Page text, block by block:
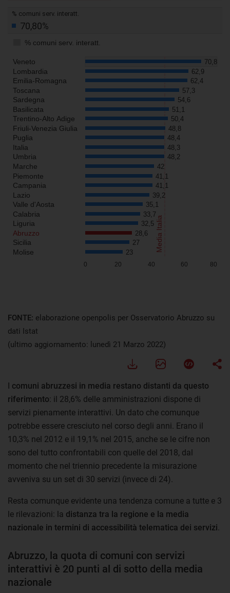
FONTE: elaborazione openpolis per Osservatorio Abruzzo su
dati Istat
(ultimo aggiornamento: lunedì 21 Marzo 2022)
I comuni abruzzesi in media restano distanti da questo
riferimento: il 28,6% delle amministrazioni dispone di
servizi pienamente interattivi. Un dato che comunque
potrebbe essere cresciuto nel corso degli anni. Erano il
10,3% nel 2012 e il 19,1% nel 2015, anche se le cifre non
sono del tutto confrontabili con quelle del 2018, dal
momento che nel triennio precedente la misurazione
avveniva su un set di 30 servizi (invece di 24).
Resta comunque evidente una tendenza comune a tutte e 3
le rilevazioni: la distanza tra la regione e la media
nazionale in termini di accessibilità telematica dei servizi.
Abruzzo, la quota di comuni con servizi
interattivi è 20 punti al di sotto della media
nazionale